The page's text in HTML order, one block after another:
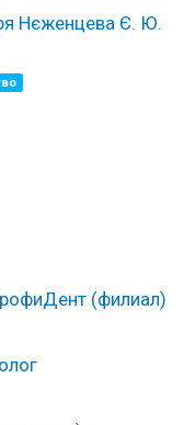
Нєженцева Є. Ю.
(филиал)